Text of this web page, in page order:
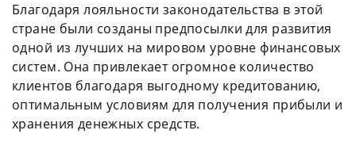
Благодаря лояльности законодательства в этой
стране были созданы предпосылки для развития
одной из лучших на мировом уровне финансовых
систем. Она привлекает огромное количество
клиентов благодаря выгодному кредитованию,
оптимальным условиям для получения прибыли и
хранения денежных средств.